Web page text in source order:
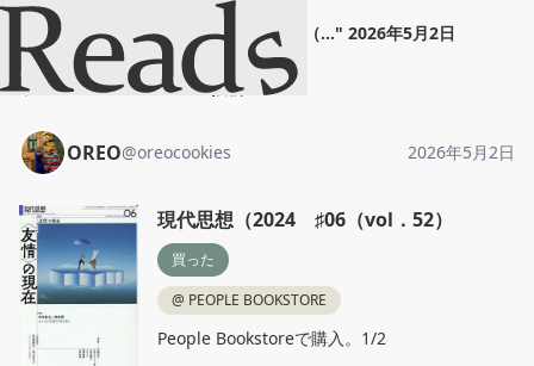
OREO "現代思想（2024 ♯06（..." 2026年5月2日
ホーム OREO 投稿
OREO@oreocookies 2026年5月2日
現代思想（2024 ♯06（vol．52）
買った
@ PEOPLE BOOKSTORE
People Bookstoreで購入。1/2